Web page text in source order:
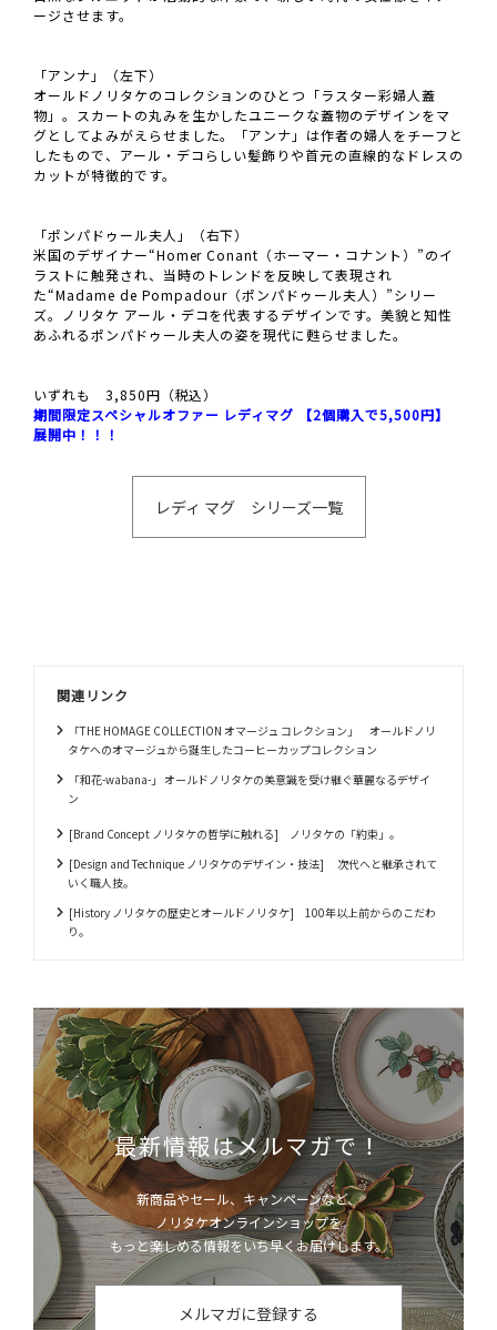
ージさせます。
「アンナ」（左下）
オールドノリタケのコレクションのひとつ「ラスター彩婦人蓋
物」。スカートの丸みを生かしたユニークな蓋物のデザインをマ
グとしてよみがえらせました。「アンナ」は作者の婦人をチーフと
したもので、アール・デコらしい髪飾りや首元の直線的なドレスの
カットが特徴的です。
「ポンパドゥール夫人」（右下）
米国のデザイナー“Homer Conant（ホーマー・コナント）”のイ
ラストに触発され、当時のトレンドを反映して表現され
た“Madame de Pompadour（ポンパドゥール夫人）”シリー
ズ。ノリタケ アール・デコを代表するデザインです。美貌と知性
あふれるポンパドゥール夫人の姿を現代に甦らせました。
いずれも 3,850円（税込）
期間限定スペシャルオファー レディマグ 【2個購入で5,500円】
展開中！！！
レディ マグ シリーズ一覧
関連リンク
「THE HOMAGE COLLECTION オマージュ コレクション」 オールドノリ
タケへのオマージュから誕生したコーヒーカップコレクション
「和花-wabana-」 オールドノリタケの美意識を受け継ぐ華麗なるデザイ
ン
[Brand Concept ノリタケの哲学に触れる] ノリタケの「約束」。
[Design and Technique ノリタケのデザイン・技法] 次代へと継承されて
いく職人技。
[History ノリタケの歴史とオールドノリタケ] 100年以上前からのこだわ
り。
最新情報はメルマガで！
新商品やセール、キャンペーンなど、
ノリタケオンラインショップを
もっと楽しめる情報をいち早くお届けします。
メルマガに登録する